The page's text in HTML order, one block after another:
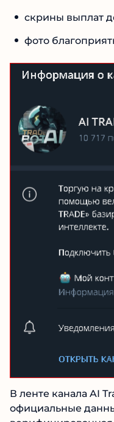
скрины выплат
В ленте канала AI
официальные